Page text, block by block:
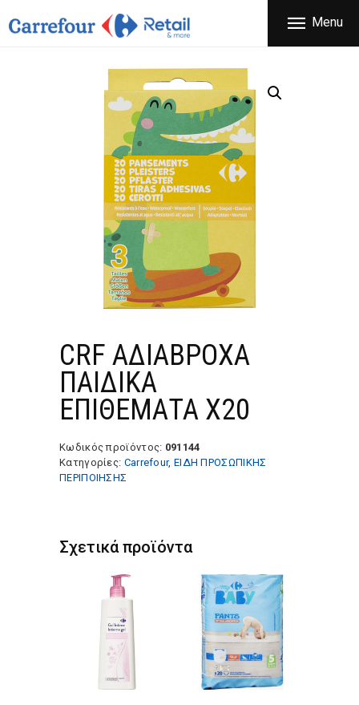
Menu
CARREFOUR
ΕΤΑΙΡΕΙΑ
ΠΡΟΪΟΝΤΑ
ΚΑΤΑΣΤΗΜΑΤΑ
ΠΡΟΣΦΟΡΕΣ
FRANCHISE
ΝΕΑ
ΕΠΙΚΟΙΝΩΝΙΑ
CRF ΑΔΙΑΒΡΟΧΑ
ΠΑΙΔΙΚΑ
ΕΠΙΘΕΜΑΤΑ Χ20
Κωδικός προϊόντος: 091144
Κατηγορίες: Carrefour, ΕΙΔΗ ΠΡΟΣΩΠΙΚΗΣ
ΠΕΡΙΠΟΙΗΣΗΣ
Σχετικά προϊόντα